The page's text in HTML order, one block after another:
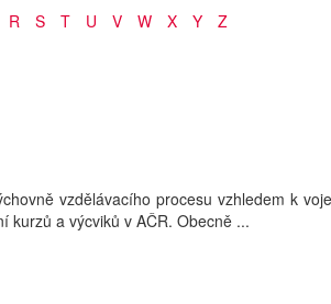
R S T U V W X Y
Z
vzdělávacího procesu vzhledem k
kurzů a výcviků v AČR. Obecně ...